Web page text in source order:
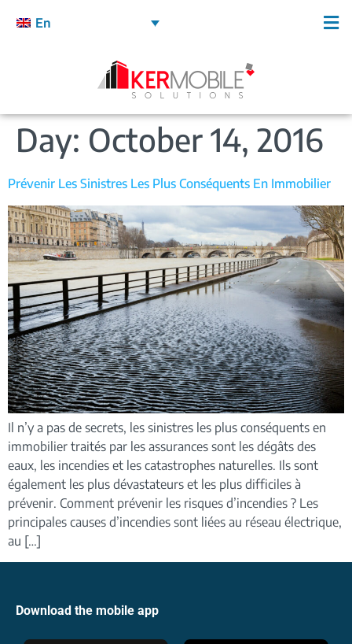
En
Day: October 14, 2016
Prévenir Les Sinistres Les Plus Conséquents En Immobilier
Il n’y a pas de secrets, les sinistres les plus conséquents en
immobilier traités par les assurances sont les dégâts des
eaux, les incendies et les catastrophes naturelles. Ils sont
également les plus dévastateurs et les plus difficiles à
prévenir. Comment prévenir les risques d’incendies ? Les
principales causes d’incendies sont liées au réseau électrique,
au […]
Download the mobile app